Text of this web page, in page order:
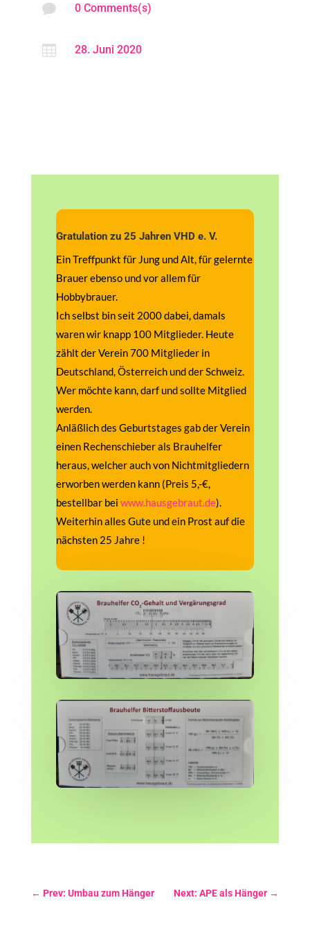
 0 Comments(s)
 28. Juni 2020
Gratulation zu 25 Jahren VHD e. V.
Ein Treffpunkt für Jung und Alt, für gelernte
Brauer ebenso und vor allem für
Hobbybrauer.
Ich selbst bin seit 2000 dabei, damals
waren wir knapp 100 Mitglieder. Heute
zählt der Verein 700 Mitglieder in
Deutschland, Österreich und der Schweiz.
Wer möchte kann, darf und sollte Mitglied
werden.
Anläßlich des Geburtstages gab der Verein
einen Rechenschieber als Brauhelfer
heraus, welcher auch von Nichtmitgliedern
erworbenwerden kann (Preis 5,-€,
bestellbar bei www.hausgebraut.de).
Weiterhin alles Gute und ein Prost auf die
nächsten 25 Jahre !
← Prev: Umbau zum Hänger Next: APE als Hänger →